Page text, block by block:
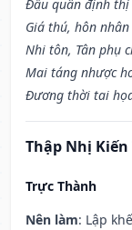
Đầu quân định
Giá thú, hôn
Nhi tôn, Tân phụ
Mai táng nhược
Đương thời tai
Thập Nhị Kiến
Trực Thành
Nên làm: Lập